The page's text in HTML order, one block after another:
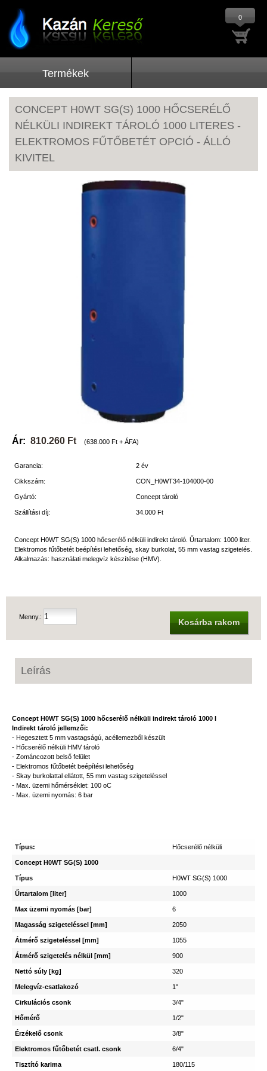
0
Termékek
CONCEPT H0WT SG(S) 1000 HŐCSERÉLŐ
NÉLKÜLI INDIREKT TÁROLÓ 1000 LITERES -
ELEKTROMOS FŰTŐBETÉT OPCIÓ - ÁLLÓ
KIVITEL
Ár: 810.260 Ft (638.000 Ft + ÁFA)
Garancia: 2 év
Cikkszám: CON_H0WT34-104000-00
Gyártó: Concept tároló
Szállítási díj: 34.000 Ft
Concept H0WT SG(S) 1000 hőcserélő nélküli indirekt tároló. Űrtartalom: 1000 liter.
Elektromos fűtőbetét beépítési lehetőség, skay burkolat, 55 mm vastag szigetelés.
Alkalmazás: használati melegvíz készítése (HMV).
Menny.:
Kosárba rakom
Leírás
Concept H0WT SG(S) 1000 hőcserélő nélküli indirekt tároló 1000 l
Indirekt tároló jellemzői:
- Hegesztett 5 mm vastagságú, acéllemezből készült
- Hőcserélő nélküli HMV tároló
- Zománcozott belső felület
- Elektromos fűtőbetét beépítési lehetőség
- Skay burkolattal ellátott, 55 mm vastag szigeteléssel
- Max. üzemi hőmérséklet: 100 oC
- Max. üzemi nyomás: 6 bar
Típus: Hőcserélő nélküli
Concept H0WT SG(S) 1000
Típus H0WT SG(S) 1000
Űrtartalom [liter] 1000
Max üzemi nyomás [bar] 6
Magasság szigeteléssel [mm] 2050
Átmérő szigeteléssel [mm] 1055
Átmérő szigetelés nélkül [mm] 900
Nettó súly [kg] 320
Melegvíz-csatlakozó 1"
Cirkulációs csonk 3/4"
Hőmérő 1/2"
Érzékelő csonk 3/8"
Elektromos fűtőbetét csatl. csonk 6/4"
Tisztító karima 180/115